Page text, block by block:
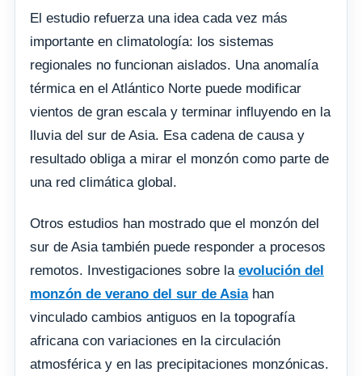
El estudio refuerza una idea cada vez más
importante en climatología: los sistemas
regionales no funcionan aislados. Una anomalía
térmica en el Atlántico Norte puede modificar
vientos de gran escala y terminar influyendo en la
lluvia del sur de Asia. Esa cadena de causa y
resultado obliga a mirar el monzón como parte de
una red climática global.
Otros estudios han mostrado que el monzón del
sur de Asia también puede responder a procesos
remotos. Investigaciones sobre la evolución del
monzón de verano del sur de Asiahan
vinculado cambios antiguos en la topografía
africana con variaciones en la circulación
atmosférica y en las precipitaciones monzónicas.